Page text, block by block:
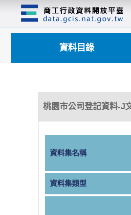
資料目錄
桃園市公司登記資料-J
資料集名稱
資料集類型